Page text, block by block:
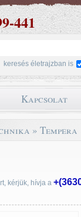
441
keresés életrajzban is
Kapcsolat
» Tempera
kérjük, hívja a